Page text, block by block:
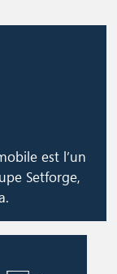
est l’un
Setforge,